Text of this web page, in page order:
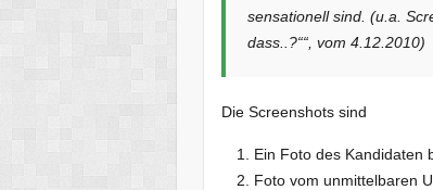
sensationell sind. (u.a.
dass..?““, vom 4.12.2010)
Die Screenshots sind
Ein Foto des Kandidaten
Foto vom unmittelbaren